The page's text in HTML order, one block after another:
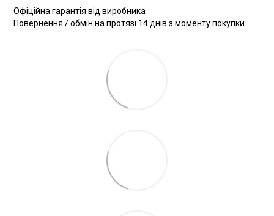
Офіційна гарантія від виробника
Повернення / обмін на протязі 14 днів з моменту покупки